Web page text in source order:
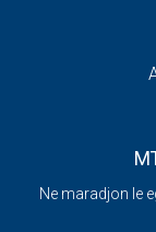
Ne maradjon le